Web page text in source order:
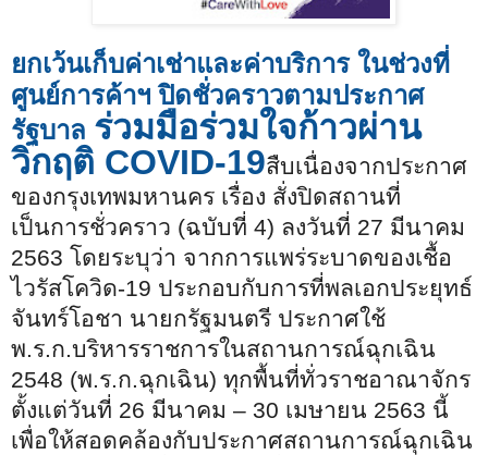
ยกเว้นเก็บค่าเช่าและค่าบริการ ในช่วงที่
ศูนย์การค้าฯ ปิดชั่วคราวตามประกาศ
รัฐบาล ร่วมมือร่วมใจก้าวผ่าน
วิกฤติ COVID-19สืบเนื่องจากประกาศ
ของกรุงเทพมหานคร เรื่อง สั่งปิดสถานที่
เป็นการชั่วคราว (ฉบับที่ 4) ลงวันที่ 27 มีนาคม
2563 โดยระบุว่า จากการแพร่ระบาดของเชื้อ
ไวรัสโควิด-19 ประกอบกับการที่พลเอกประยุทธ์
จันทร์โอชา นายกรัฐมนตรี ประกาศใช้
พ.ร.ก.บริหารราชการในสถานการณ์ฉุกเฉิน
2548 (พ.ร.ก.ฉุกเฉิน) ทุกพื้นที่ทั่วราชอาณาจักร
ตั้งแต่วันที่ 26 มีนาคม – 30 เมษายน 2563 นี้
เพื่อให้สอดคล้องกับประกาศสถานการณ์ฉุกเฉิน